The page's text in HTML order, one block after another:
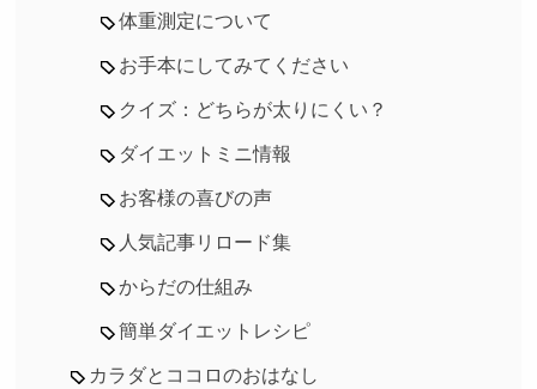
体重測定について
お手本にしてみてください
クイズ：どちらが太りにくい？
ダイエットミニ情報
お客様の喜びの声
人気記事リロード集
からだの仕組み
簡単ダイエットレシピ
カラダとココロのおはなし